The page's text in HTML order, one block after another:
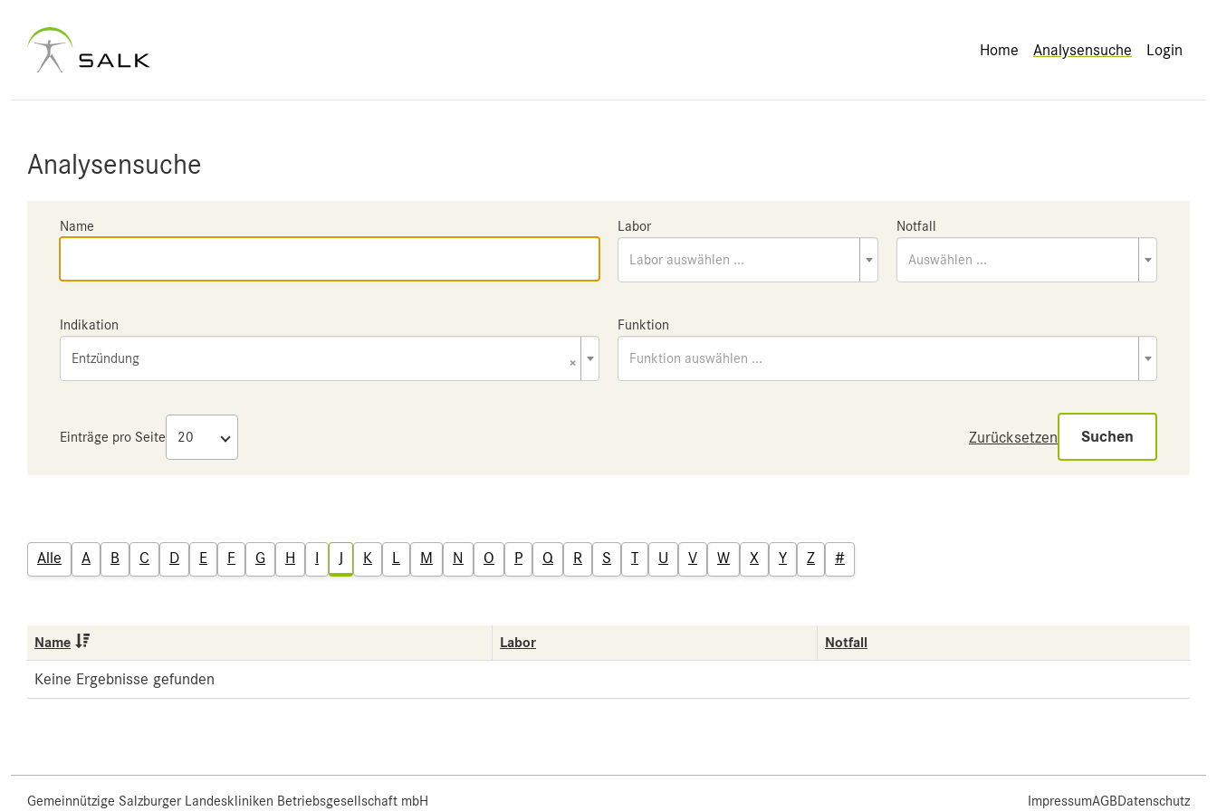
Home Analysensuche Login
Analysensuche
Name Labor
Labor auswählen ...
Notfall
Auswählen ...
Indikation
×
Entzündung
Funktion
Funktion auswählen ...
Einträge pro Seite Zurücksetzen Suchen
Alle A B C D E F G H I J K L M N O P Q R S T U V W X Y Z #
Name Labor Notfall
Keine Ergebnisse gefunden
Gemeinnützige Salzburger Landeskliniken Betriebsgesellschaft mbH ImpressumAGBDatenschutz